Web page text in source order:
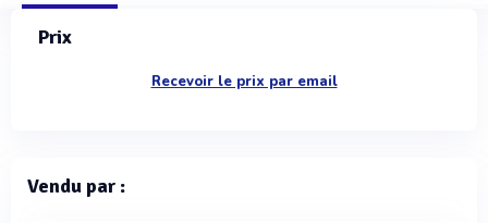
Prix
Recevoir le prix par email
Vendu par :